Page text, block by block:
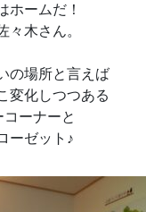
ホームだ！
々木さん。
の場所と言えば
変化しつつある
コーナーと
ーゼット♪